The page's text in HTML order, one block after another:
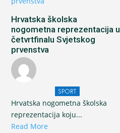
Hrvatska školska
nogometna reprezentacija u
četvrtfinalu Svjetskog
prvenstva
SPORT
Hrvatska nogometna školska
reprezentacija koju...
Read More